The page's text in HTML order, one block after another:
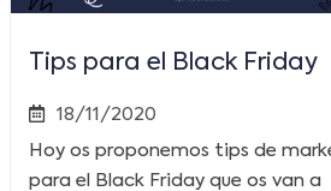
Tips para el Black Friday
18/11/2020
Hoy os proponemos tips de
para el Black Friday que os van a